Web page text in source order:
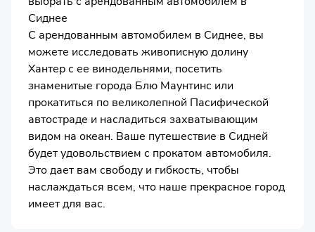
Сиднее
С арендованным автомобилем в Сиднее, вы
можете исследовать живописную долину
Хантер с ее винодельнями, посетить
знаменитые города Блю Маунтинс или
прокатиться по великолепной Пасифической
автостраде и насладиться захватывающим
видом на океан. Ваше путешествие в Сидней
будет удовольствием с прокатом автомобиля.
Это дает вам свободу и гибкость, чтобы
наслаждаться всем, что наше прекрасное город
имеет для вас.